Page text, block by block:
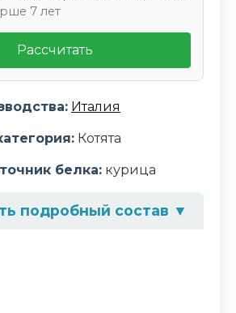
7 лет
Рассчитать
Италия
Котята
белка: курица
подробный состав ▼
мясо домашней